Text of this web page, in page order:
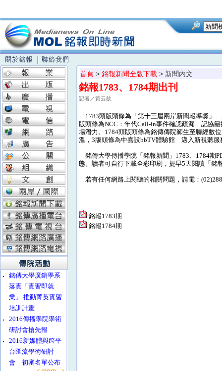
‧
銘傳大學廣銷學系
落實「實習即就
業」 推動菁英實習
培訓計畫
‧
2016傳播學院學術
研討會搶先報
‧
2016新媒體與跨平
台匯流學術研討
會 初審名單公布
首頁 > 銘報新聞全版下載 > 新聞內文
銘報1783、1784期出刊
記者／黃云歆
1783頭版頭條為「第十三屆兩岸新聞報導獎
版頭條為NCC：年代Call-in事件確認疏漏 記協
場潛力。1784頭版頭條為銘傳傳院師生至聯經
溫，3版頭條為中嘉設bbTV體驗館 邁入新視聽
銘傳大學傳播學院「銘報新聞」1783、1784期
態。讀者可自行下載全彩印刷，提早5天閱讀「銘
若有任何網路上閱聽的相關問題，請電：
銘報1783期
銘報1784期